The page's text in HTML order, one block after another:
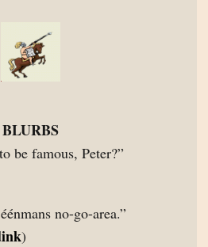
BLURBS
be famous, Peter?”
no-go-area.”
)